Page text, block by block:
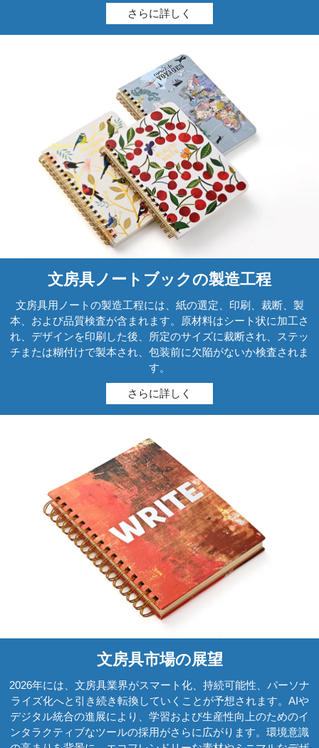
さらに詳しく
文房具ノートブックの製造工程
文房具用ノートの製造工程には、紙の選定、印刷、裁断、製
本、および品質検査が含まれます。原材料はシート状に加工さ
れ、デザインを印刷した後、所定のサイズに裁断され、ステッ
チまたは糊付けで製本され、包装前に欠陥がないか検査されま
す。
さらに詳しく
文房具市場の展望
2026年には、文房具業界がスマート化、持続可能性、パーソナ
ライズ化へと引き続き転換していくことが予想されます。AIや
デジタル統合の進展により、学習および生産性向上のためのイ
ンタラクティブなツールの採用がさらに広がります。環境意識